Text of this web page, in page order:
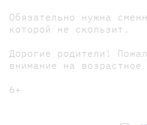
Обязательно нужна
которой не скользит.
Дорогие родители!
внимание на возрастное
6+